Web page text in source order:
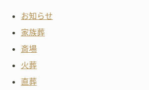
お知らせ
家族葬
斎場
火葬
直葬